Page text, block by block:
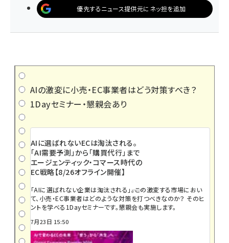
優先するニュース提供元にネッ担を追加
AIの激変に小売・EC事業者はどう対策すべき？
1Dayセミナー・懇親会あり
AIに選ばれないECは淘汰される。
「AI需要予測」から「購買代行」まで
エージェンティック・コマース時代の
EC戦略【8/26オフライン開催】
「AIに選ばれない企業は淘汰される」――。この激変する市場におい
て、小売・EC事業者はどのような対策を打つべきなのか？ そのヒ
ントを学べる1Dayセミナーです。懇親会も実施します。
7月23日 15:50